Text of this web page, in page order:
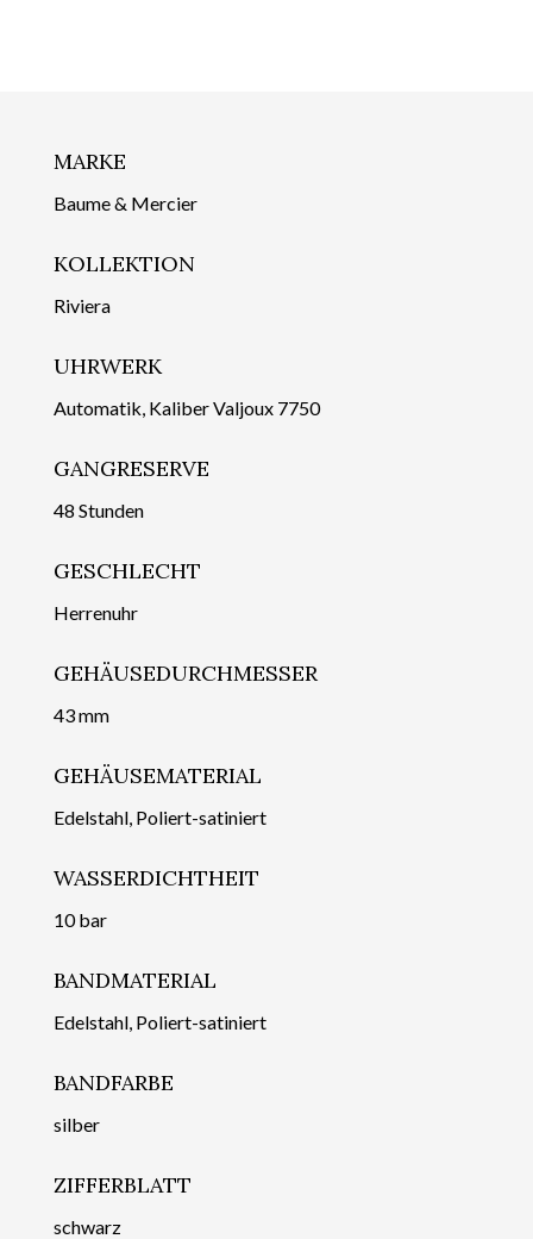
MARKE
Baume & Mercier
KOLLEKTION
Riviera
UHRWERK
Automatik, Kaliber Valjoux 7750
GANGRESERVE
48 Stunden
GESCHLECHT
Herrenuhr
GEHÄUSEDURCHMESSER
43 mm
GEHÄUSEMATERIAL
Edelstahl, Poliert-satiniert
WASSERDICHTHEIT
10 bar
BANDMATERIAL
Edelstahl, Poliert-satiniert
BANDFARBE
silber
ZIFFERBLATT
schwarz